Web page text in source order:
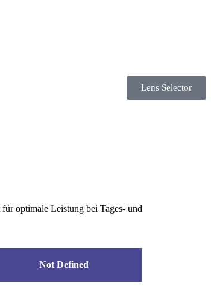
Lens Selector
optimale Leistung bei Tages- und
Not Defined